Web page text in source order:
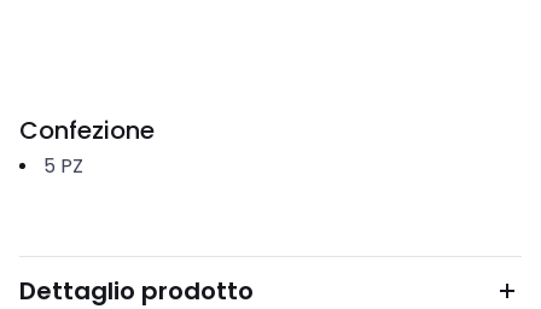
Confezione
5 PZ
Dettaglio prodotto